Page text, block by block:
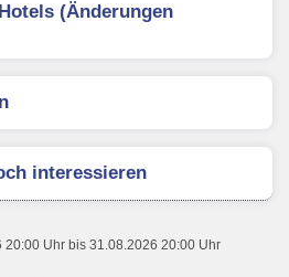
(Änderungen
interessieren
20:00 Uhr bis 31.08.2026 20:00 Uhr